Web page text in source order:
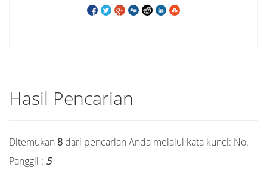
Hasil Pencarian
Ditemukan 8 dari pencarian Anda melalui kata kunci: No.
Panggil : 5